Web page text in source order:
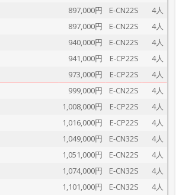
897,000円 E-CN22S
4人
897,000円 E-CN22S
4人
940,000円 E-CN22S
4人
941,000円 E-CP22S
4人
973,000円 E-CP22S
4人
999,000円 E-CN22S
4人
1,008,000円 E-CP22S
4人
1,016,000円 E-CP22S
4人
1,049,000円 E-CN32S
4人
1,051,000円 E-CN22S
4人
1,074,000円 E-CN32S
4人
1,101,000円 E-CN32S
4人